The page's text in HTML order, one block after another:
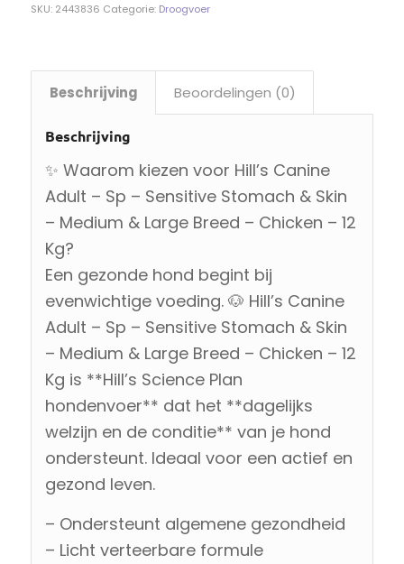
SKU: 2443836 Categorie: Droogvoer
Beschrijving Beoordelingen (0)
Beschrijving
✨ Waarom kiezen voor Hill’s Canine
Adult – Sp – Sensitive Stomach & Skin
– Medium & Large Breed – Chicken – 12
Kg?
Een gezonde hond begint bij
evenwichtige voeding. 🐶 Hill’s Canine
Adult – Sp – Sensitive Stomach & Skin
– Medium & Large Breed – Chicken – 12
Kg is **Hill’s Science Plan
hondenvoer** dat het **dagelijks
welzijn en de conditie** van je hond
ondersteunt. Ideaal voor een actief en
gezond leven.
– Ondersteunt algemene gezondheid
– Licht verteerbare formule